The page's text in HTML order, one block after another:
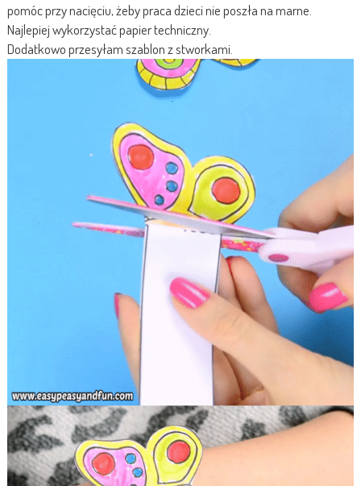
pomóc przy nacięciu, żeby praca dzieci nie poszła na marne.
Najlepiej wykorzystać papier techniczny.
Dodatkowo przesyłam szablon z stworkami.